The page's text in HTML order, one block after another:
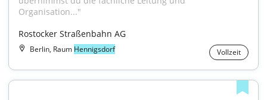
Organisation..."
Rostocker Straßenbahn AG
Berlin, Raum Hennigsdorf Vollzeit